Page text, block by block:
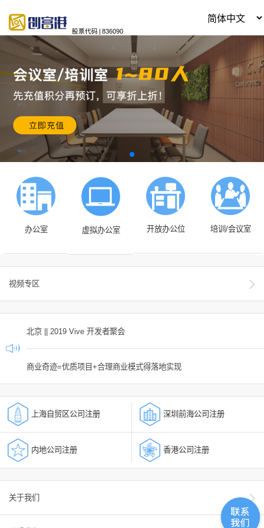
股票代码 | 836090
办公室 虚拟办公室 开放办公位 培训/会议室
视频专区
北京 || 2019 Vive 开发者聚会
商业奇迹=优质项目+合理商业模式得落地实现
上海自贸区公司注册 深圳前海公司注册
内地公司注册 香港公司注册
关于我们